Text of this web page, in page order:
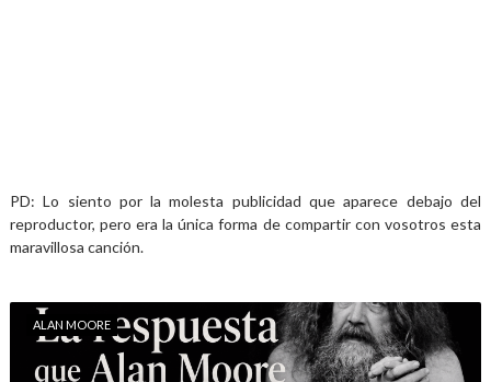
PD: Lo siento por la molesta publicidad que aparece debajo del
reproductor, pero era la única forma de compartir con vosotros esta
maravillosa canción.
ALAN MOORE